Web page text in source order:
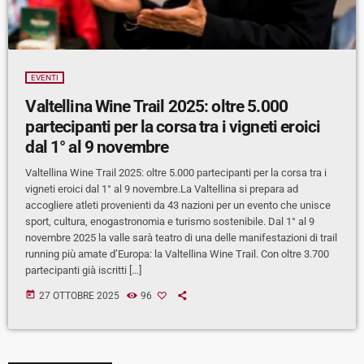
EVENTI
Valtellina Wine Trail 2025: oltre 5.000
partecipanti per la corsa tra i vigneti eroici
dal 1° al 9 novembre
Valtellina Wine Trail 2025: oltre 5.000 partecipanti per la corsa tra i
vigneti eroici dal 1° al 9 novembre.La Valtellina si prepara ad
accogliere atleti provenienti da 43 nazioni per un evento che unisce
sport, cultura, enogastronomia e turismo sostenibile. Dal 1° al 9
novembre 2025 la valle sarà teatro di una delle manifestazioni di trail
running più amate d’Europa: la Valtellina Wine Trail. Con oltre 3.700
partecipanti già iscritti […]
today 27 OTTOBRE 2025 96